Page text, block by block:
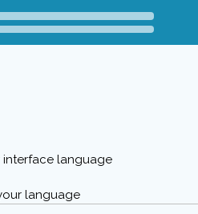
interface language
language